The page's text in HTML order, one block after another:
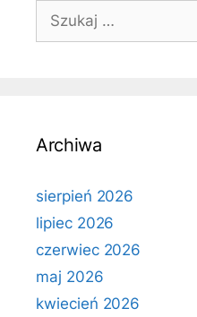
Szukaj:
Archiwa
sierpień 2026
lipiec 2026
czerwiec 2026
maj 2026
kwiecień 2026